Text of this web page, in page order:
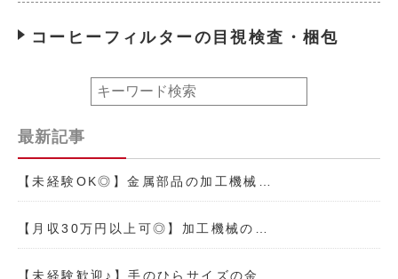
コーヒーフィルターの目視検査・梱包
最新記事
【未経験OK◎】金属部品の加工機械…
【月収30万円以上可◎】加工機械の…
【未経験歓迎♪】手のひらサイズの金…